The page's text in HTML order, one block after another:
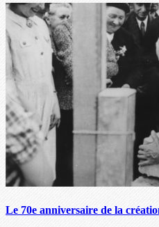
Le 70e anniversaire de la